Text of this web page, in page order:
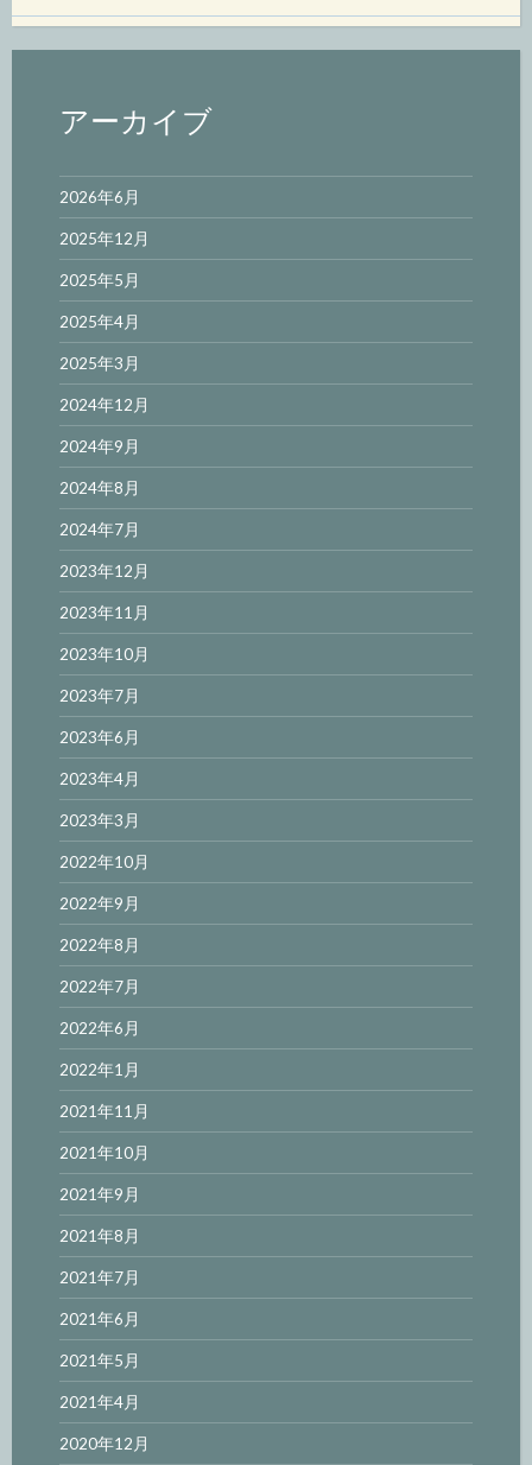
アーカイブ
2026年6月
2025年12月
2025年5月
2025年4月
2025年3月
2024年12月
2024年9月
2024年8月
2024年7月
2023年12月
2023年11月
2023年10月
2023年7月
2023年6月
2023年4月
2023年3月
2022年10月
2022年9月
2022年8月
2022年7月
2022年6月
2022年1月
2021年11月
2021年10月
2021年9月
2021年8月
2021年7月
2021年6月
2021年5月
2021年4月
2020年12月